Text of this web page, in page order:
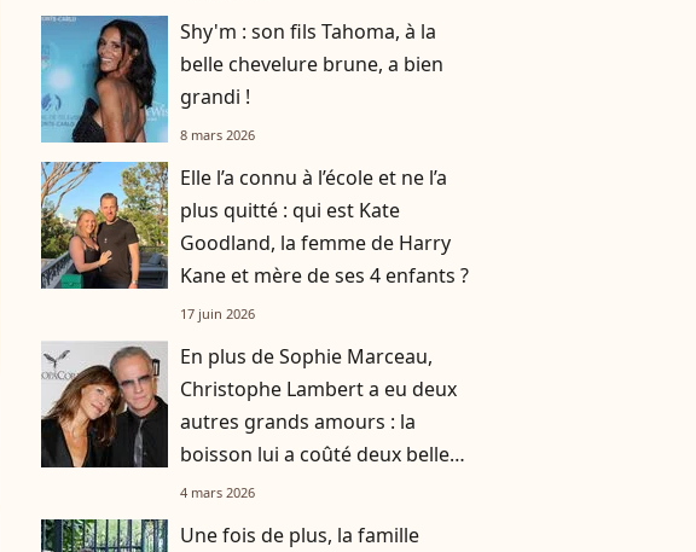
Shy'm : son fils Tahoma, à la
belle chevelure brune, a bien
grandi !
8 mars 2026
Elle l’a connu à l’école et ne l’a
plus quitté : qui est Kate
Goodland, la femme de Harry
Kane et mère de ses 4 enfants ?
17 juin 2026
En plus de Sophie Marceau,
Christophe Lambert a eu deux
autres grands amours : la
boisson lui a coûté deux belles
histoires
4 mars 2026
Une fois de plus, la famille